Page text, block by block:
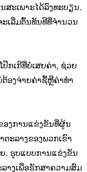
ສະເພາະໄດ້ລົງທະບຽນ.
ເລີ່ມຕົ້ນທັນທີທີ່ຈໍານວນ
ກເກີທີ່ບໍ່ເສຍຄ່າ, ຊ່ວຍ
ອງຈ່າຍຄ່າຊື້ຫຼືຄ່າທໍາ
ອງການແຂ່ງຂັນທີ່ຜູ້ນ
ະລາງຂອງພວກເຂົາ
. ຮູບ​ແບບ​ການ​ແຂ່ງ​ຂັນ​
າງ​ເພື່ອ​ຮັກ​ສາ​ຄວາມ​ສົມ​